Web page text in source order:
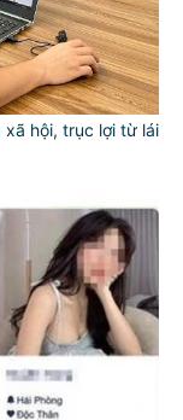
hội, trục lợi từ lái